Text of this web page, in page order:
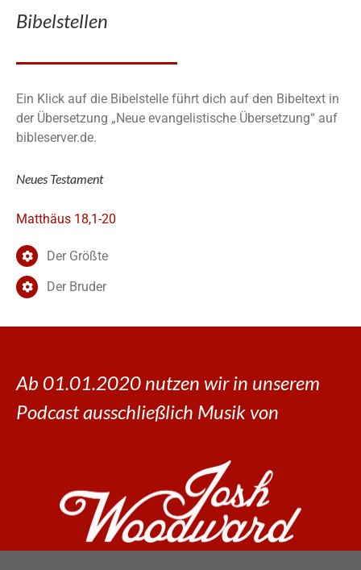
Bibelstellen
Ein Klick auf die Bibelstelle führt dich auf den Bibeltext in
der Übersetzung „Neue evangelistische Übersetzung“ auf
bibleserver.de.
Neues Testament
Matthäus 18,1-20
Der Größte
Der Bruder
Ab 01.01.2020 nutzen wir in unserem
Podcast ausschließlich Musik von